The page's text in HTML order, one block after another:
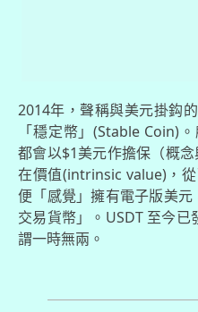
2014年，聲稱與美元掛鈎
「穩定幣」(Stable Coin)
都會以$1美元作擔保（概
在價值(intrinsic value)，
便「感覺」擁有電子版美
交易貨幣」。USDT 至今
謂一時無兩。